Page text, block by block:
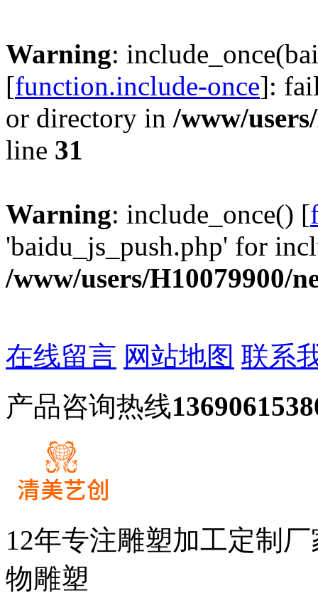
Warning:
[function.include-once]:
or directory in /www/
line 31
Warning: include_once() [
'baidu_js_push.php' for
/www/users/H10079900/
在线留言 网站地图 联系
产品咨询热线
12年专注雕塑加工定制
物雕塑